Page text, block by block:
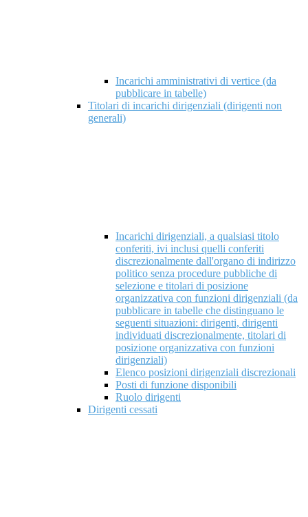
Incarichi amministrativi di vertice (da
pubblicare in tabelle)
Titolari di incarichi dirigenziali (dirigenti non
generali)
Incarichi dirigenziali, a qualsiasi titolo
conferiti, ivi inclusi quelli conferiti
discrezionalmente dall'organo di indirizzo
politico senza procedure pubbliche di
selezione e titolari di posizione
organizzativa con funzioni dirigenziali (da
pubblicare in tabelle che distinguano le
seguenti situazioni: dirigenti, dirigenti
individuati discrezionalmente, titolari di
posizione organizzativa con funzioni
dirigenziali)
Elenco posizioni dirigenziali discrezionali
Posti di funzione disponibili
Ruolo dirigenti
Dirigenti cessati